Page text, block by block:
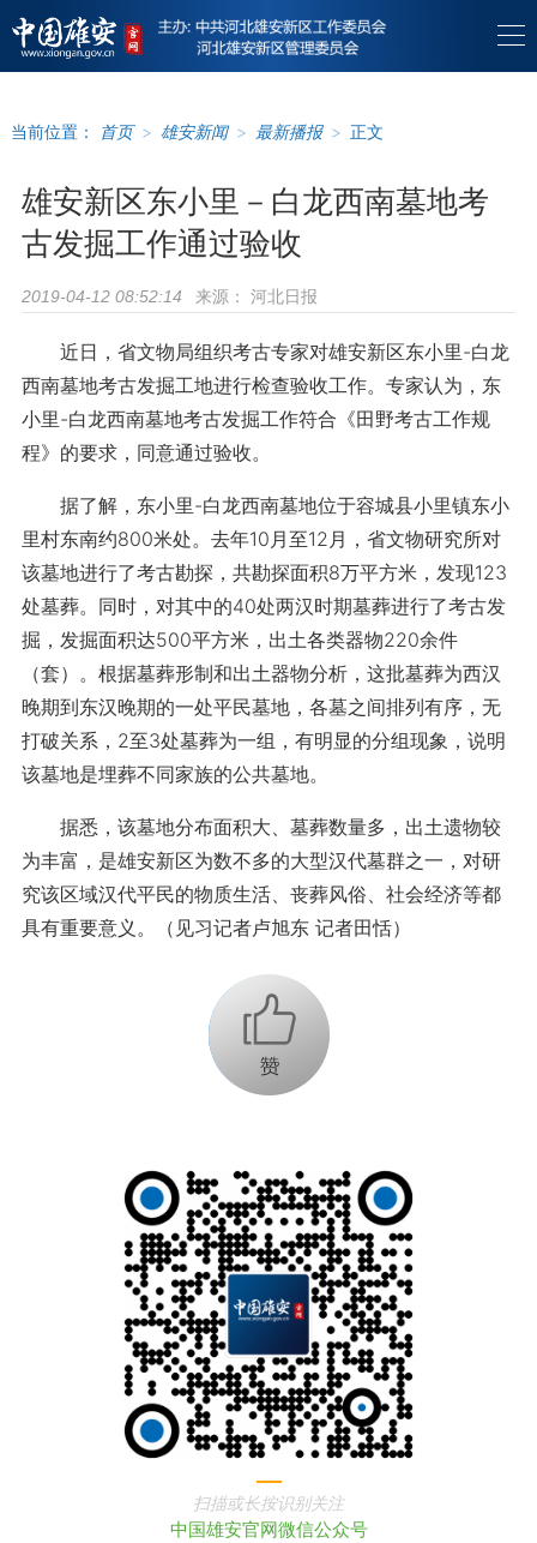
当前位置： 首页 > 雄安新闻 > 最新播报 > 正文
雄安新区东小里－白龙西南墓地考
古发掘工作通过验收
2019-04-12 08:52:14 来源： 河北日报
近日，省文物局组织考古专家对雄安新区东小里-白龙
西南墓地考古发掘工地进行检查验收工作。专家认为，东
小里-白龙西南墓地考古发掘工作符合《田野考古工作规
程》的要求，同意通过验收。
据了解，东小里-白龙西南墓地位于容城县小里镇东小
里村东南约800米处。去年10月至12月，省文物研究所对
该墓地进行了考古勘探，共勘探面积8万平方米，发现123
处墓葬。同时，对其中的40处两汉时期墓葬进行了考古发
掘，发掘面积达500平方米，出土各类器物220余件
（套）。根据墓葬形制和出土器物分析，这批墓葬为西汉
晚期到东汉晚期的一处平民墓地，各墓之间排列有序，无
打破关系，2至3处墓葬为一组，有明显的分组现象，说明
该墓地是埋葬不同家族的公共墓地。
据悉，该墓地分布面积大、墓葬数量多，出土遗物较
为丰富，是雄安新区为数不多的大型汉代墓群之一，对研
究该区域汉代平民的物质生活、丧葬风俗、社会经济等都
具有重要意义。（见习记者卢旭东 记者田恬）
+1
扫描或长按识别关注
中国雄安官网微信公众号